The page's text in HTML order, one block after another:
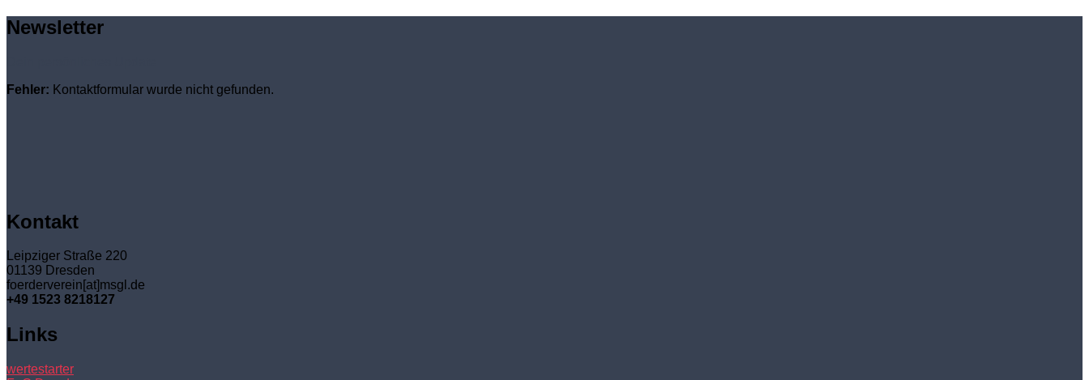
Newsletter
Fehler: Kontaktformular wurde nicht gefunden.
Kontakt
Leipziger Straße 220
01139 Dresden
foerderverein[at]msgl.de
+49 1523 8218127
Links
wertestarter